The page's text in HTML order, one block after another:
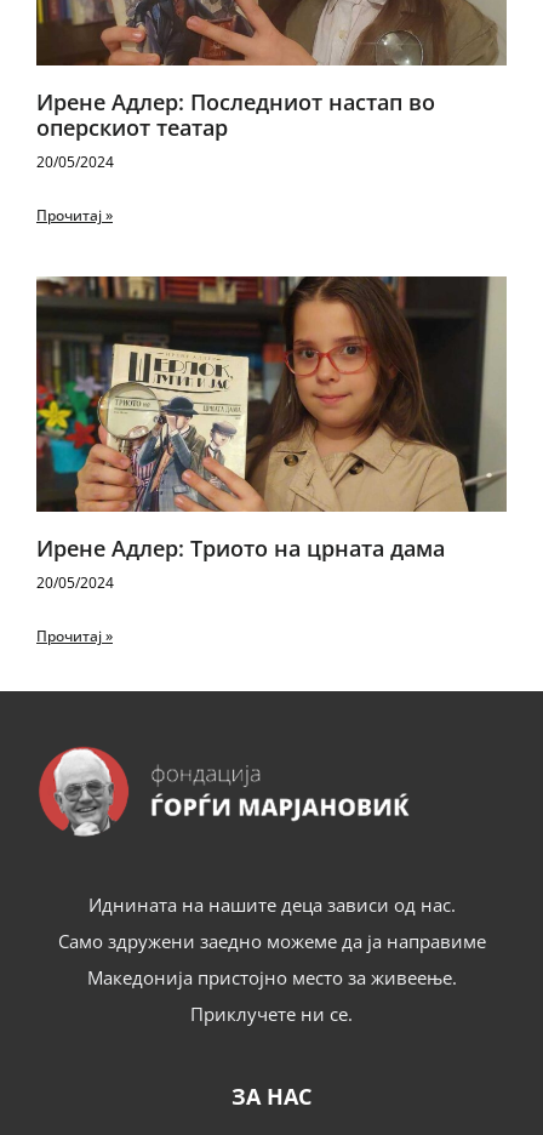
Ирене Адлер: Последниот настап во
оперскиот театар
20/05/2024
Прочитај »
Ирене Адлер: Триото на црната дама
20/05/2024
Прочитај »
Иднината на нашите деца зависи од нас.
Само здружени заедно можеме да ја направиме
Македонија пристојно место за живеење.
Приклучете ни се.
ЗА НАС